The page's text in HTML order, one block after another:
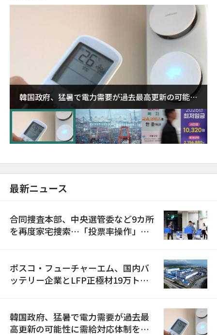
韓国政府、猛暑で電力需要が過去最高更新の可能性
に需給対応体制を点検
最新ニュース
合同捜査本部、中央選管委など9カ所
を再度家宅捜索…「投票率操作」の
ポスコ・フューチャーエム、国内バ
ッテリー企業とLFP正極材19万トン
韓国政府、猛暑で電力需要が過去最
高更新の可能性に需給対応体制を点